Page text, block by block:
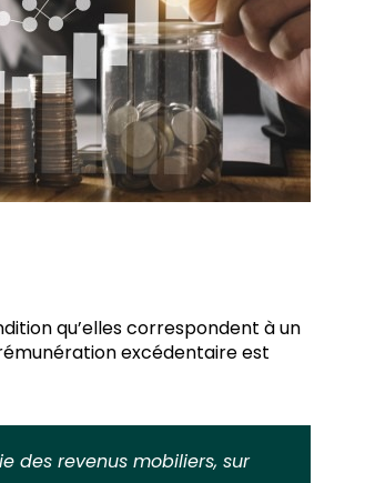
qu’elles correspondent à un
excédentaire est
des revenus mobiliers, sur